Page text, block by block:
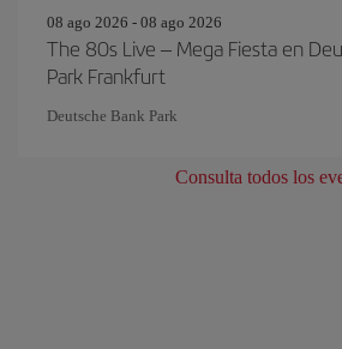
08 ago 2026 - 08 ago 2026
The 80s Live – Mega Fiesta en
Park Frankfurt
Deutsche Bank Park
Consulta todos los